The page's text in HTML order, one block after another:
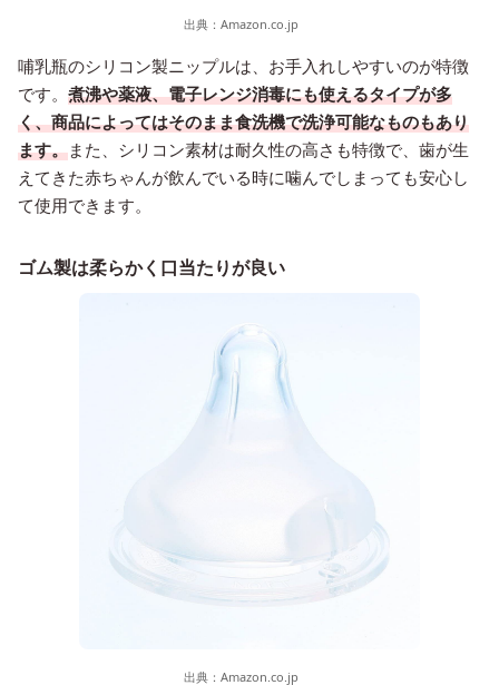
出典： Amazon.co.jp
哺乳瓶のシリコン製ニップルは、お手入れしやすいのが特徴
です。 煮沸や薬液、電子レンジ消毒にも使えるタイプが多
く、商品によってはそのまま食洗機で洗浄可能なものもあり
ます。また、シリコン素材は耐久性の高さも特徴で、歯が生
えてきた赤ちゃんが飲んでいる時に噛んでしまっても安心し
て使用できます。
ゴム製は柔らかく口当たりが良い
出典： Amazon.co.jp